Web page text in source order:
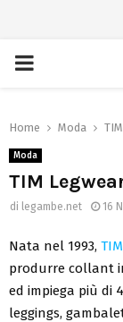
PRIMARY
Home Moda
Moda
TIM
di legambe.net 16
Nata nel 1993,
produrre collant
ed impiega più di
leggings,